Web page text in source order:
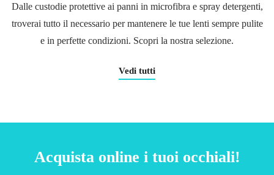
Dalle custodie protettive ai panni in microfibra e spray detergenti,
troverai tutto il necessario per mantenere le tue lenti sempre pulite
e in perfette condizioni. Scopri la nostra selezione.
Vedi tutti
Acquista online i tuoi occhiali!